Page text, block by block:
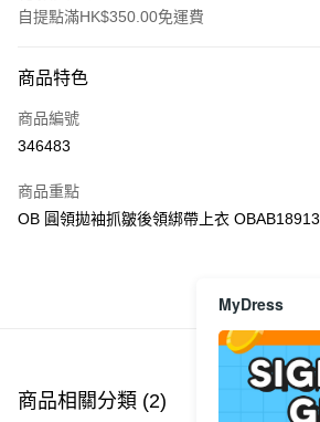
自提點滿HK$350.00免運費
信用卡
Apple Pay
PayMe
每筆HK$40.00，滿HK$350.00或以上免運費
付款後順豐站及營業點
商品特色
商品編號
346483
商品重點
OB 圓領拋袖抓皺後領綁帶上衣 OBAB18913
商品推薦
商品相關分類 (2)
MyDress